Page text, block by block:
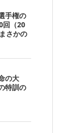
手権の
回（20
さかの
の大
特訓の